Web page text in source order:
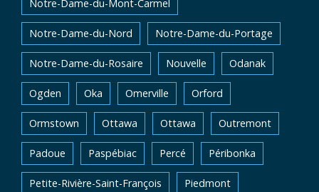
Notre-Dame-du-Mont-Carmel
Notre-Dame-du-Nord Notre-Dame-du-Portage
Notre-Dame-du-Rosaire Nouvelle Odanak
Ogden Oka Omerville Orford
Ormstown Ottawa Ottawa Outremont
Padoue Paspébiac Percé Péribonka
Petite-Rivière-Saint-François Piedmont